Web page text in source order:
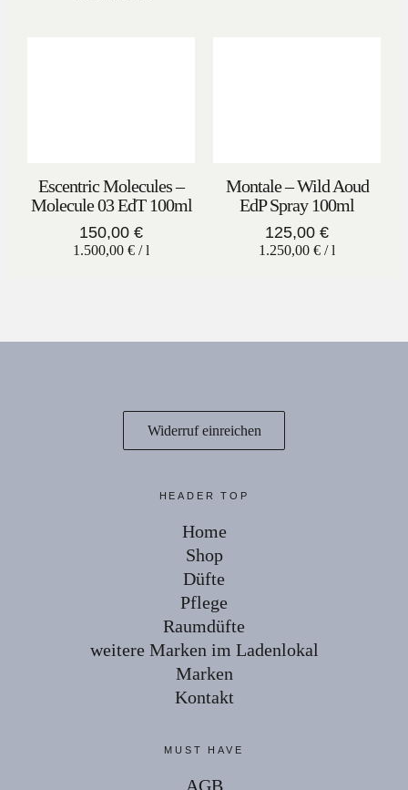
Escentric Molecules –
Molecule 03 EdT 100ml
150,00 €
1.500,00 € /l
Montale – Wild Aoud
EdP Spray 100ml
125,00 €
1.250,00 € /l
Widerruf einreichen
HEADER TOP
Home
Shop
Düfte
Pflege
Raumdüfte
weitere Marken im Ladenlokal
Marken
Kontakt
MUST HAVE
AGB